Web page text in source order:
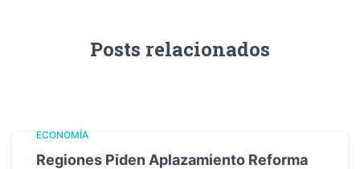
Posts relacionados
ECONOMÍA
Regiones Piden Aplazamiento Reforma